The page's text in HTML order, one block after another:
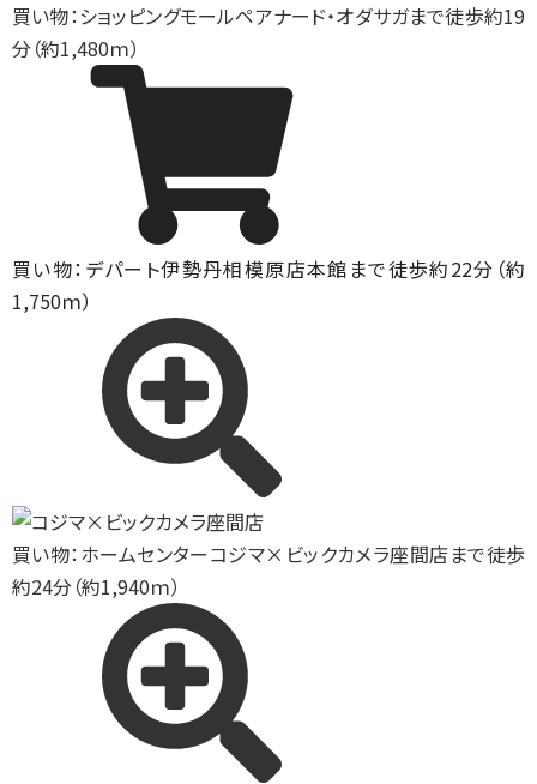
買い物：ショッピングモールペアナード・オダサガまで徒歩約19
分（約1,480ｍ）
買い物：デパート伊勢丹相模原店本館まで徒歩約22分（約
1,750ｍ）
買い物：ホームセンターコジマ×ビックカメラ座間店まで徒歩
約24分（約1,940ｍ）